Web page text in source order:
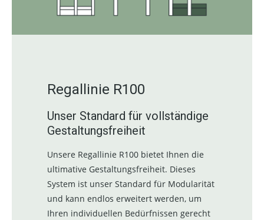
Regallinie R100
Unser Standard für vollständige
Gestaltungsfreiheit
Unsere Regallinie R100 bietet Ihnen die
ultimative Gestaltungsfreiheit. Dieses
System ist unser Standard für Modularität
und kann endlos erweitert werden, um
Ihren individuellen Bedürfnissen gerecht